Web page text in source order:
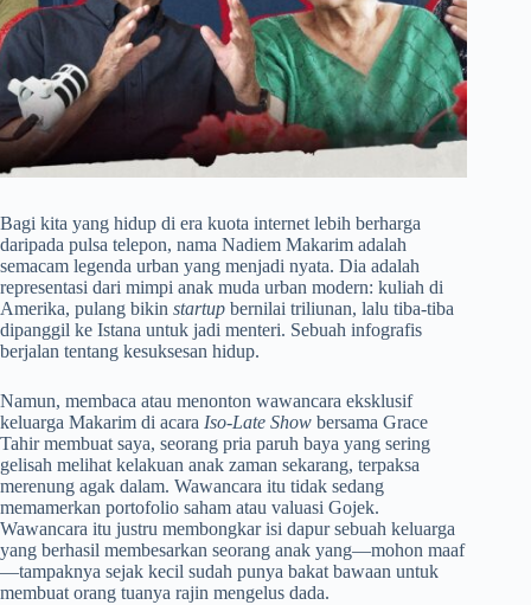
Bagi kita yang hidup di era kuota internet lebih berharga
daripada pulsa telepon, nama Nadiem Makarim adalah
semacam legenda urban yang menjadi nyata. Dia adalah
representasi dari mimpi anak muda urban modern: kuliah di
Amerika, pulang bikin startup bernilai triliunan, lalu tiba-tiba
dipanggil ke Istana untuk jadi menteri. Sebuah infografis
berjalan tentang kesuksesan hidup.
Namun, membaca atau menonton wawancara eksklusif
keluarga Makarim di acara Iso-Late Show bersama Grace
Tahir membuat saya, seorang pria paruh baya yang sering
gelisah melihat kelakuan anak zaman sekarang, terpaksa
merenung agak dalam. Wawancara itu tidak sedang
memamerkan portofolio saham atau valuasi Gojek.
Wawancara itu justru membongkar isi dapur sebuah keluarga
yang berhasil membesarkan seorang anak yang—mohon maaf
—tampaknya sejak kecil sudah punya bakat bawaan untuk
membuat orang tuanya rajin mengelus dada.